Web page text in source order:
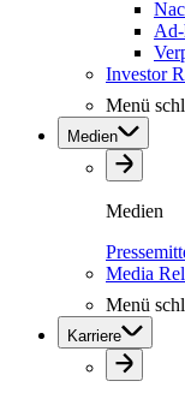
Investor
Menü
Medien
Medien
Media
Menü
Karriere